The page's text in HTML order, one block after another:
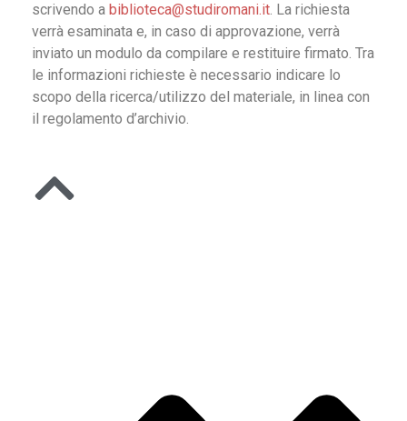
scrivendo a biblioteca@studiromani.it. La richiesta
verrà esaminata e, in caso di approvazione, verrà
inviato un modulo da compilare e restituire firmato. Tra
le informazioni richieste è necessario indicare lo
scopo della ricerca/utilizzo del materiale, in linea con
il regolamento d’archivio.